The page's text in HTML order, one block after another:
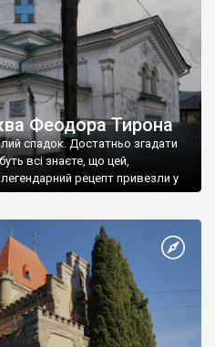
Феодора Тирона
спадок. Достатньо згадати
всі знаєте, що цей,
рецепт привезли у